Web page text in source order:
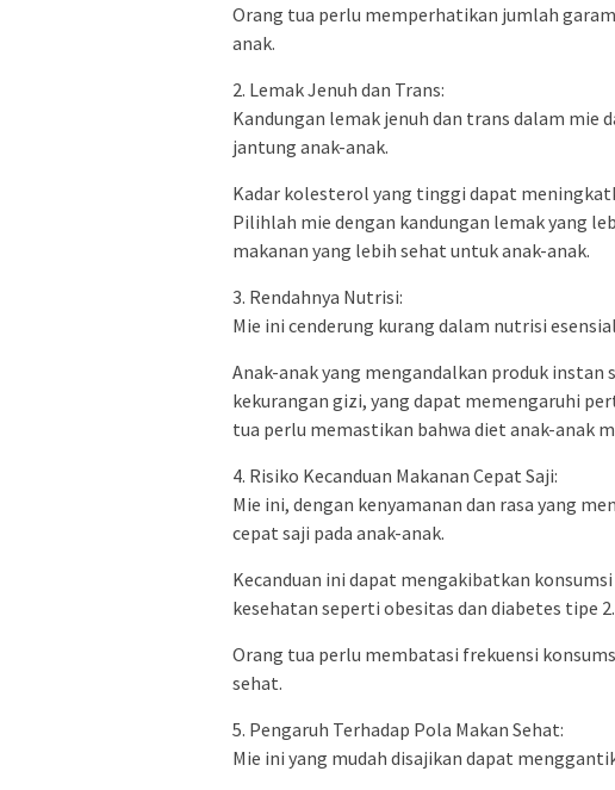
Orang tua perlu memperhatikan jumlah
anak.
2. Lemak Jenuh dan Trans:
Kandungan lemak jenuh dan trans dalam mie
jantung anak-anak.
Kadar kolesterol yang tinggi dapat
Pilihlah mie dengan kandungan lemak yang
makanan yang lebih sehat untuk anak-anak.
3. Rendahnya Nutrisi:
Mie ini cenderung kurang dalam nutrisi
Anak-anak yang mengandalkan produk
kekurangan gizi, yang dapat memengaruhi
tua perlu memastikan bahwa diet anak-anak
4. Risiko Kecanduan Makanan Cepat Saji:
Mie ini, dengan kenyamanan dan rasa yang
cepat saji pada anak-anak.
Kecanduan ini dapat mengakibatkan
kesehatan seperti obesitas dan diabetes tipe 2.
Orang tua perlu membatasi frekuensi
sehat.
5. Pengaruh Terhadap Pola Makan Sehat:
Mie ini yang mudah disajikan dapat